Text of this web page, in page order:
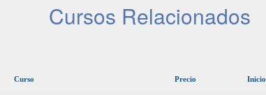
Cursos Relacionados
Curso Precio Inicio